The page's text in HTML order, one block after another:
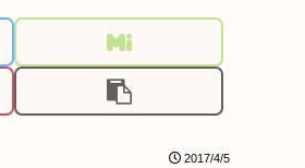
2017/4/5